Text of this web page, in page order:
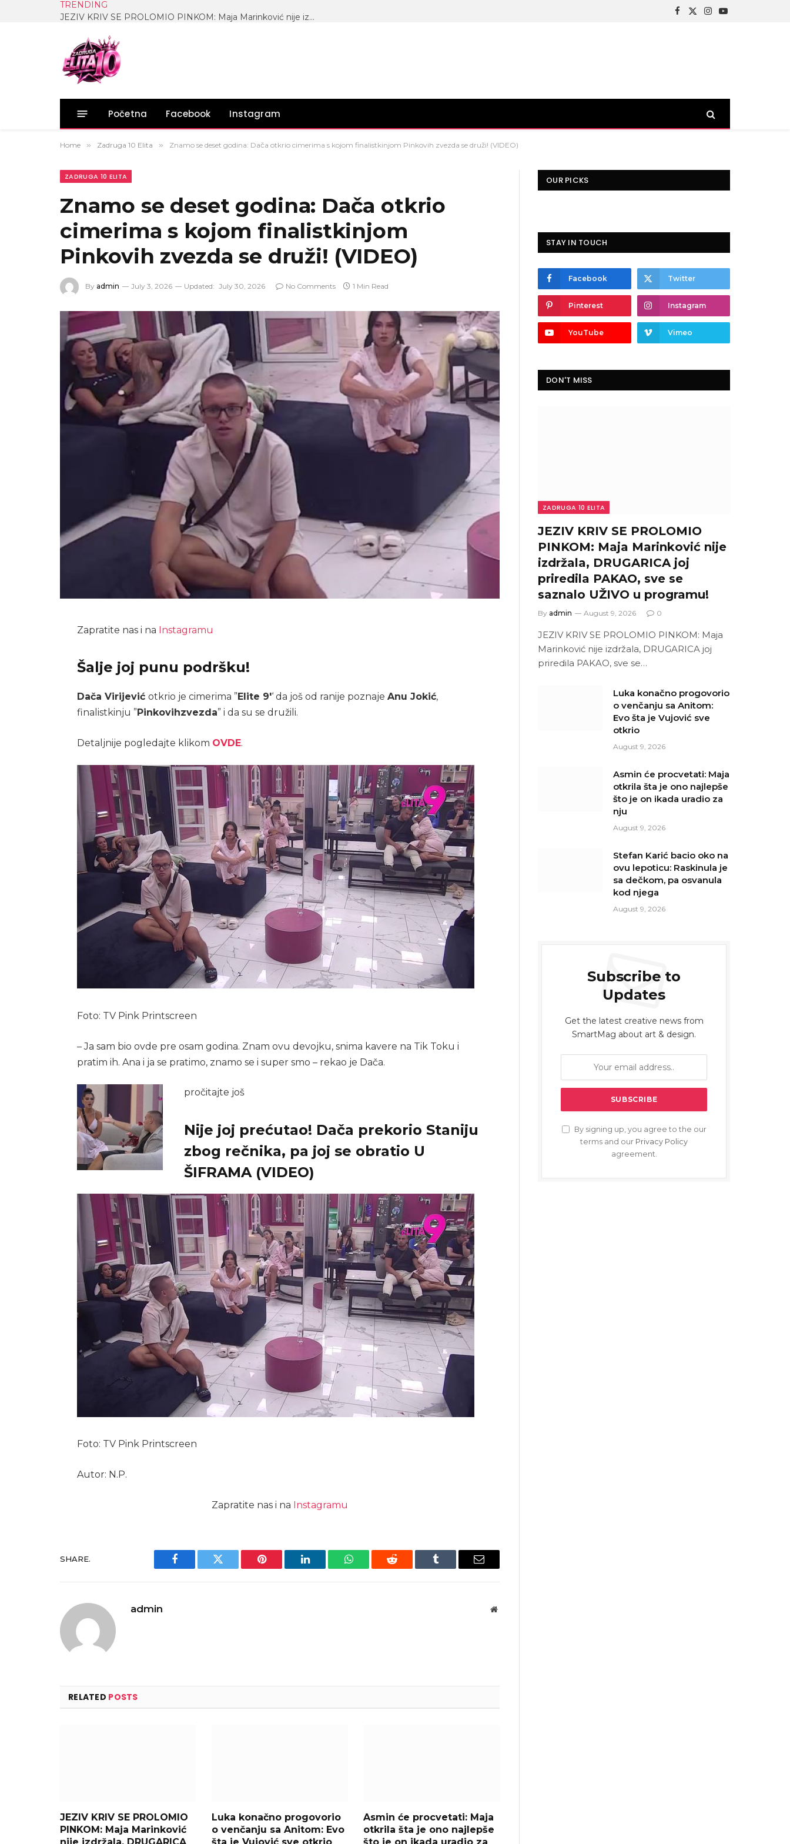
TRENDING
JEZIV KRIV SE PROLOMIO PINKOM: Maja Marinković nije izdržala, DRUGARICA joj priredila PAKAO, sve se saznalo UŽIVO u programu!
Facebook
X
Instagram
YouTube
Početna Facebook Instagram
Home » Zadruga 10 Elita » Znamo se deset godina: Dača otkrio cimerima s kojom finalistkinjom Pinkovih zvezda se druži! (VIDEO)
ZADRUGA 10 ELITA
Znamo se deset godina: Dača otkrio
cimerima s kojom finalistkinjom
Pinkovih zvezda se druži! (VIDEO)
By admin July 3, 2026 Updated: July 30, 2026 No Comments 1 Min Read
Zapratite nas i na Instagramu
Šalje joj punu podršku!
Dača Virijevićotkrio je cimerima ” Elite 9′‘ da još od ranije poznajeAnu Jokić,
finalistkinju ” Pinkovihzvezda” i da su se družili.
Detaljnije pogledajte klikom OVDE.
Foto: TV Pink Printscreen
– Ja sam bio ovde pre osam godina. Znam ovu devojku, snima kavere na Tik Toku i
pratim ih. Ana i ja se pratimo, znamo se i super smo – rekao je Dača.
pročitajte još
Nije joj prećutao! Dača prekorio Staniju
zbog rečnika, pa joj se obratio U
ŠIFRAMA (VIDEO)
Foto: TV Pink Printscreen
Autor: N.P.
Zapratite nas i na Instagramu
SHARE.
Facebook Twitter Pinterest LinkedIn WhatsAppReddit Tumblr Email
admin Website
RELATED POSTS
JEZIV KRIV SE PROLOMIO
PINKOM: Maja Marinković
Luka konačno progovorio
o venčanju sa Anitom: Evo
Asmin će procvetati: Maja
otkrila šta je ono najlepše
OUR PICKS
STAY IN TOUCH
Facebook Twitter
Pinterest Instagram
YouTube Vimeo
DON'T MISS
ZADRUGA 10 ELITA
JEZIV KRIV SE PROLOMIO
PINKOM: Maja Marinković nije
izdržala, DRUGARICA joj
priredila PAKAO, sve se
saznalo UŽIVO u programu!
By admin August 9, 2026 0
JEZIV KRIV SE PROLOMIO PINKOM: Maja
Marinković nije izdržala, DRUGARICA joj
priredila PAKAO, sve se…
Luka konačno progovorio
o venčanju sa Anitom:
Evo šta je Vujović sve
otkrio
August 9, 2026
Asmin će procvetati: Maja
otkrila šta je ono najlepše
što je on ikada uradio za
nju
August 9, 2026
Stefan Karić bacio oko na
ovu lepoticu: Raskinula je
sa dečkom, pa osvanula
kod njega
August 9, 2026
Subscribe to
Updates
Get the latest creative news from
SmartMag about art & design.
By signing up, you agree to the our
terms and our Privacy Policy
agreement.